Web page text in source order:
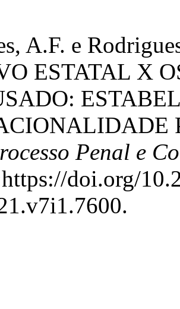
A.F. e
ESTATAL X
Penal e
doi.org/